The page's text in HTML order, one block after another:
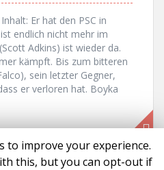
Er hat den PSC in
endlich nicht mehr im
Adkins) ist wieder da.
kämpft. Bis zum bitteren
sein letzter Gegner,
er verloren hat. Boyka
to improve your experience.
this, but you can opt-out if